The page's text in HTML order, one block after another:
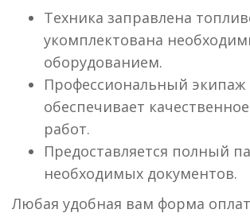
Техника заправлена
укомплектована
оборудованием.
Профессиональный экипаж
обеспечивает
работ.
Предоставляется полный
необходимых документов.
Любая удобная вам форма